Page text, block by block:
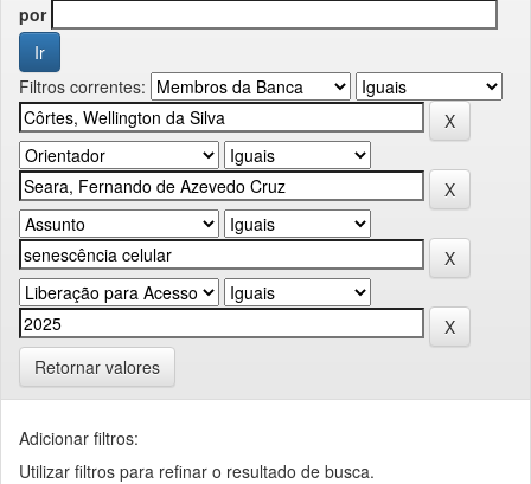
por
Filtros correntes:
Retornar valores
Adicionar filtros:
Utilizar filtros para refinar o resultado de busca.